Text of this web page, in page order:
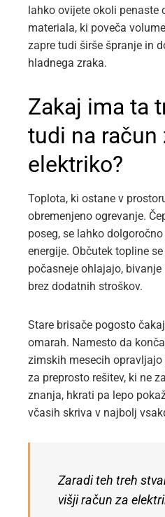
lahko ovijete okoli penaste
materiala, ki poveča
zapre tudi širše špranje in
hladnega zraka.
Zakaj ima ta
tudi na račun
elektriko?
Toplota, ki ostane v
obremenjeno ogrevanje.
poseg, se lahko
energije. Občutek topline
počasneje ohlajajo,
brez dodatnih stroškov.
Stare brisače pogosto
omarah. Namesto da
zimskih mesecih
za preprosto rešitev, ki ne
znanja, hkrati pa lepo
včasih skriva v najbolj
Zaradi teh treh
višji račun za